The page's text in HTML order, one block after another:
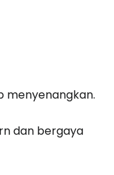
menyenangkan.
dan bergaya